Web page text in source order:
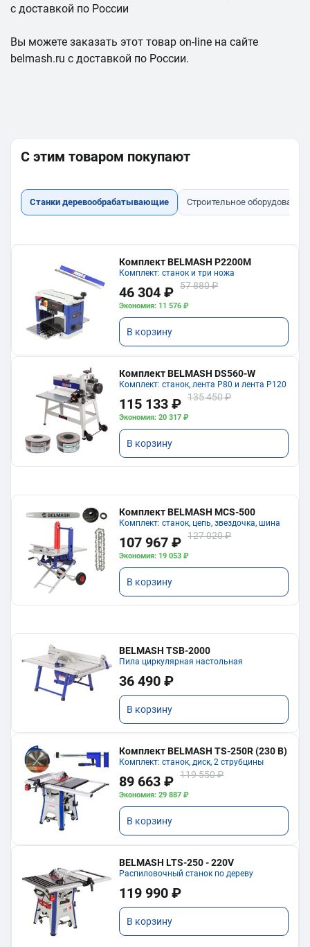
с доставкой по России
Вы можете заказать этот товар on-line на сайте
belmash.ru с доставкой по России.
С этим товаром покупают
Станки деревообрабатывающие Строительное оборудование
Комплект BELMASH P2200M
Комплект: станок и три ножа
46 304 ₽ 57 880 ₽
Экономия: 11 576 ₽
В корзину
Комплект BELMASH DS560-W
Комплект: станок, лента P80 и лента P120
115 133 ₽ 135 450 ₽
Экономия: 20 317 ₽
В корзину
Комплект BELMASH MCS-500
Комплект: станок, цепь, звездочка, шина
107 967 ₽ 127 020 ₽
Экономия: 19 053 ₽
В корзину
BELMASH TSB-2000
Пила циркулярная настольная
36 490 ₽
В корзину
Комплект BELMASH TS-250R (230 В)
Комплект: станок, диск, 2 струбцины
89 663 ₽ 119 550 ₽
Экономия: 29 887 ₽
В корзину
BELMASH LTS-250 - 220V
Распиловочный станок по дереву
119 990 ₽
В корзину